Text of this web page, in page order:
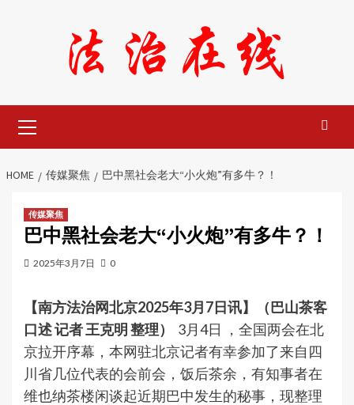
Menu
HOME 传媒聚焦 巴中黑社会老大“小火炮”有多牛？！
传媒聚焦
巴中黑社会老大“小火炮”有多牛？！
2025年3月7日 0
【南方法治网北京2025年3月7日讯】（巴山茶客
口述 记者 王克明 整理）
3月4日 ，全国两会在北
京拉开序幕，本网驻北京记者有幸参加了来自四
川省几位代表的会前会，饭后茶余，有知事者在
维也纳茶楼闲谈起近期巴中发生的秘事，现整理